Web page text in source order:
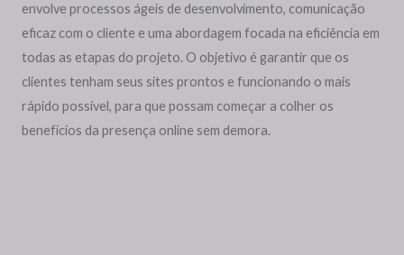
envolve processos ágeis de desenvolvimento, comunicação
eficaz com o cliente e uma abordagem focada na eficiência em
todas as etapas do projeto. O objetivo é garantir que os
clientes tenham seus sites prontos e funcionando o mais
rápido possível, para que possam começar a colher os
benefícios da presença online sem demora.